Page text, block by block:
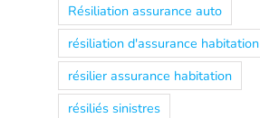
Résiliation assurance auto
résiliation d'assurance habitation
résilier assurance habitation
résiliés sinistres